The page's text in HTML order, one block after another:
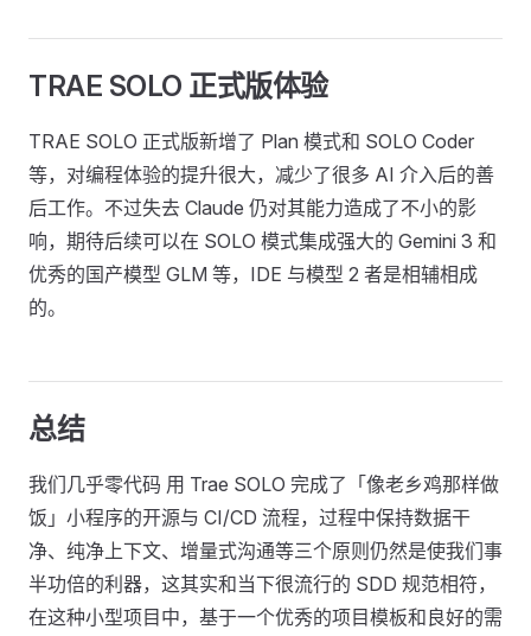
TRAE SOLO 正式版体验
TRAE SOLO 正式版新增了 Plan 模式和 SOLO Coder
等，对编程体验的提升很大，减少了很多 AI 介入后的善
后工作。不过失去 Claude 仍对其能力造成了不小的影
响，期待后续可以在 SOLO 模式集成强大的 Gemini 3 和
优秀的国产模型 GLM 等，IDE 与模型 2 者是相辅相成
的。
总结
我们几乎零代码 用 Trae SOLO 完成了「像老乡鸡那样做
饭」小程序的开源与 CI/CD 流程，过程中保持数据干
净、纯净上下文、增量式沟通等三个原则仍然是使我们事
半功倍的利器，这其实和当下很流行的 SDD 规范相符，
在这种小型项目中，基于一个优秀的项目模板和良好的需